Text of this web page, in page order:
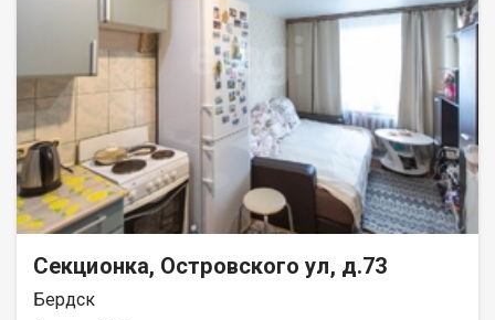
№14/№17/№332/№325). ? Рядом: санаторий "Рассвет",
санаторий "Сибиряк" и парк отдыха "На камнях" ? Звоните
сейчас, чтобы записаться на просмотр! Показываю в удобное
для вас время. Код пользователя: 115628 Номер в базе:
6783844
Секционка, Островского ул, д.73
Бердск